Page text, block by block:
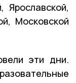
Ярославской,
Московской
эти дни.